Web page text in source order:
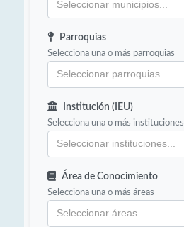
Parroquias
Selecciona una o más parroquias
Institución (IEU)
Selecciona una o más instituciones
Área de Conocimiento
Selecciona una o más áreas